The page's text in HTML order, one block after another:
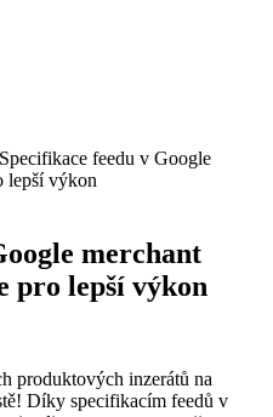
Specifikace feedu v Google
lepší výkon
merchant
pro lepší výkon
produktových inzerátů na
Díky specifikacím feedů v